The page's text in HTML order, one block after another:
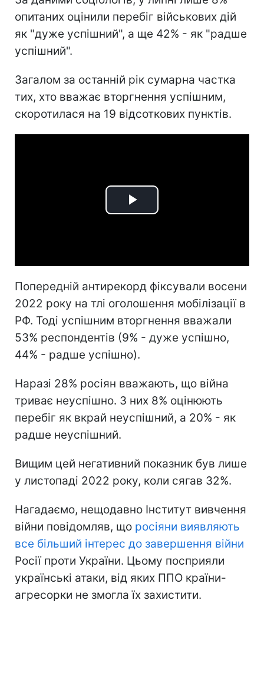
опитаних оцінили перебіг військових дій
як "дуже успішний", а ще 42% - як "радше
успішний".
Загалом за останній рік сумарна частка
тих, хто вважає вторгнення успішним,
скоротилася на 19 відсоткових пунктів.
Play
Попередній антирекорд фіксували восени
2022 року на тлі оголошення мобілізації в
РФ. Тоді успішним вторгнення вважали
53% респондентів (9% - дуже успішно,
44% - радше успішно).
Наразі 28% росіян вважають, що війна
триває неуспішно. З них 8% оцінюють
перебіг як вкрай неуспішний, а 20% - як
радше неуспішний.
Вищим цей негативний показник був лише
у листопаді 2022 року, коли сягав 32%.
Нагадаємо, нещодавно Інститут вивчення
війни повідомляв, що росіяни виявляють
все більший інтерес до завершення війни
Росії проти України. Цьому посприяли
українські атаки, від яких ППО країни-
агресорки не змогла їх захистити.